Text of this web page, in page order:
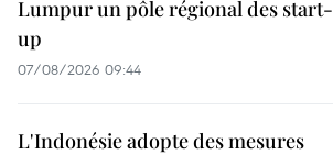
Lumpur un pôle régional des start-
up
07/08/2026 09:44
L'Indonésie adopte des mesures